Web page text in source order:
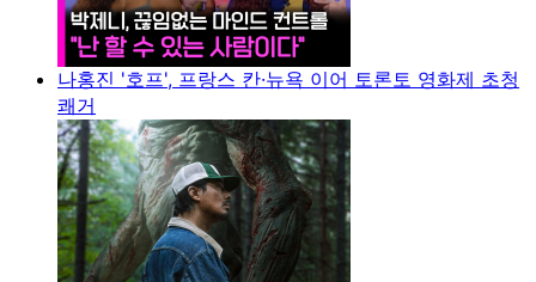
나홍진 '호프', 프랑스 칸·뉴욕 이어 토론토 영화제 초청
쾌거